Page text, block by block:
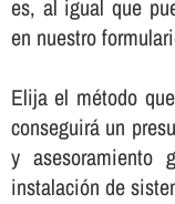
es, al igual que
en nuestro
Elija el método
conseguirá un
y asesoramiento
instalación de